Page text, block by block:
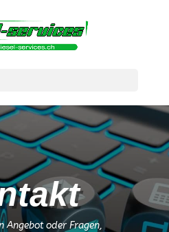
Angebot oder Fragen,